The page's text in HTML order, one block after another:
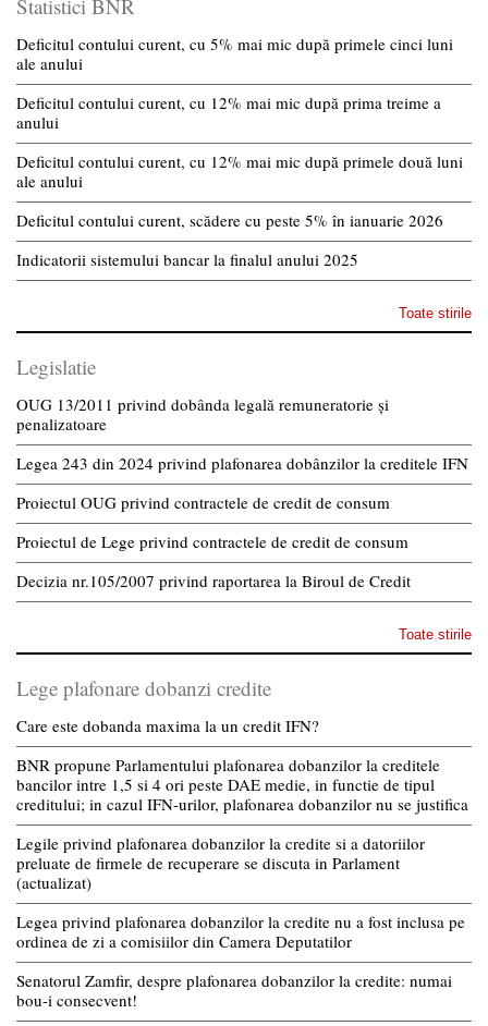
Statistici BNR
Deficitul contului curent, cu 5% mai mic după primele cinci luni
ale anului
Deficitul contului curent, cu 12% mai mic după prima treime a
anului
Deficitul contului curent, cu 12% mai mic după primele două luni
ale anului
Deficitul contului curent, scădere cu peste 5% în ianuarie 2026
Indicatorii sistemului bancar la finalul anului 2025
Toate stirile
Legislatie
OUG 13/2011 privind dobânda legală remuneratorie și
penalizatoare
Legea 243 din 2024 privind plafonarea dobânzilor la creditele IFN
Proiectul OUG privind contractele de credit de consum
Proiectul de Lege privind contractele de credit de consum
Decizia nr.105/2007 privind raportarea la Biroul de Credit
Toate stirile
Lege plafonare dobanzi credite
Care este dobanda maxima la un credit IFN?
BNR propune Parlamentului plafonarea dobanzilor la creditele
bancilor intre 1,5 si 4 ori peste DAE medie, in functie de tipul
creditului; in cazul IFN-urilor, plafonarea dobanzilor nu se justifica
Legile privind plafonarea dobanzilor la credite si a datoriilor
preluate de firmele de recuperare se discuta in Parlament
(actualizat)
Legea privind plafonarea dobanzilor la credite nu a fost inclusa pe
ordinea de zi a comisiilor din Camera Deputatilor
Senatorul Zamfir, despre plafonarea dobanzilor la credite: numai
bou-i consecvent!